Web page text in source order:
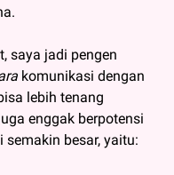
saya jadi pengen
komunikasi dengan
lebih tenang
enggak berpotensi
besar, yaitu: